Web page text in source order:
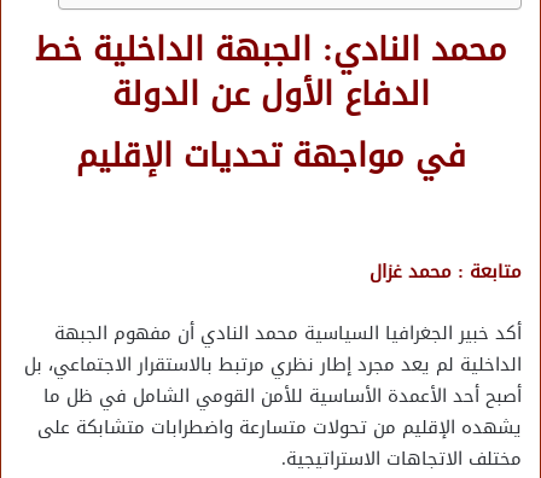
محمد النادي: الجبهة الداخلية خط
الدفاع الأول عن الدولة
في مواجهة تحديات الإقليم
متابعة : محمد غزال
أكد خبير الجغرافيا السياسية محمد النادي أن مفهوم الجبهة
الداخلية لم يعد مجرد إطار نظري مرتبط بالاستقرار الاجتماعي، بل
أصبح أحد الأعمدة الأساسية للأمن القومي الشامل في ظل ما
يشهده الإقليم من تحولات متسارعة واضطرابات متشابكة على
مختلف الاتجاهات الاستراتيجية.